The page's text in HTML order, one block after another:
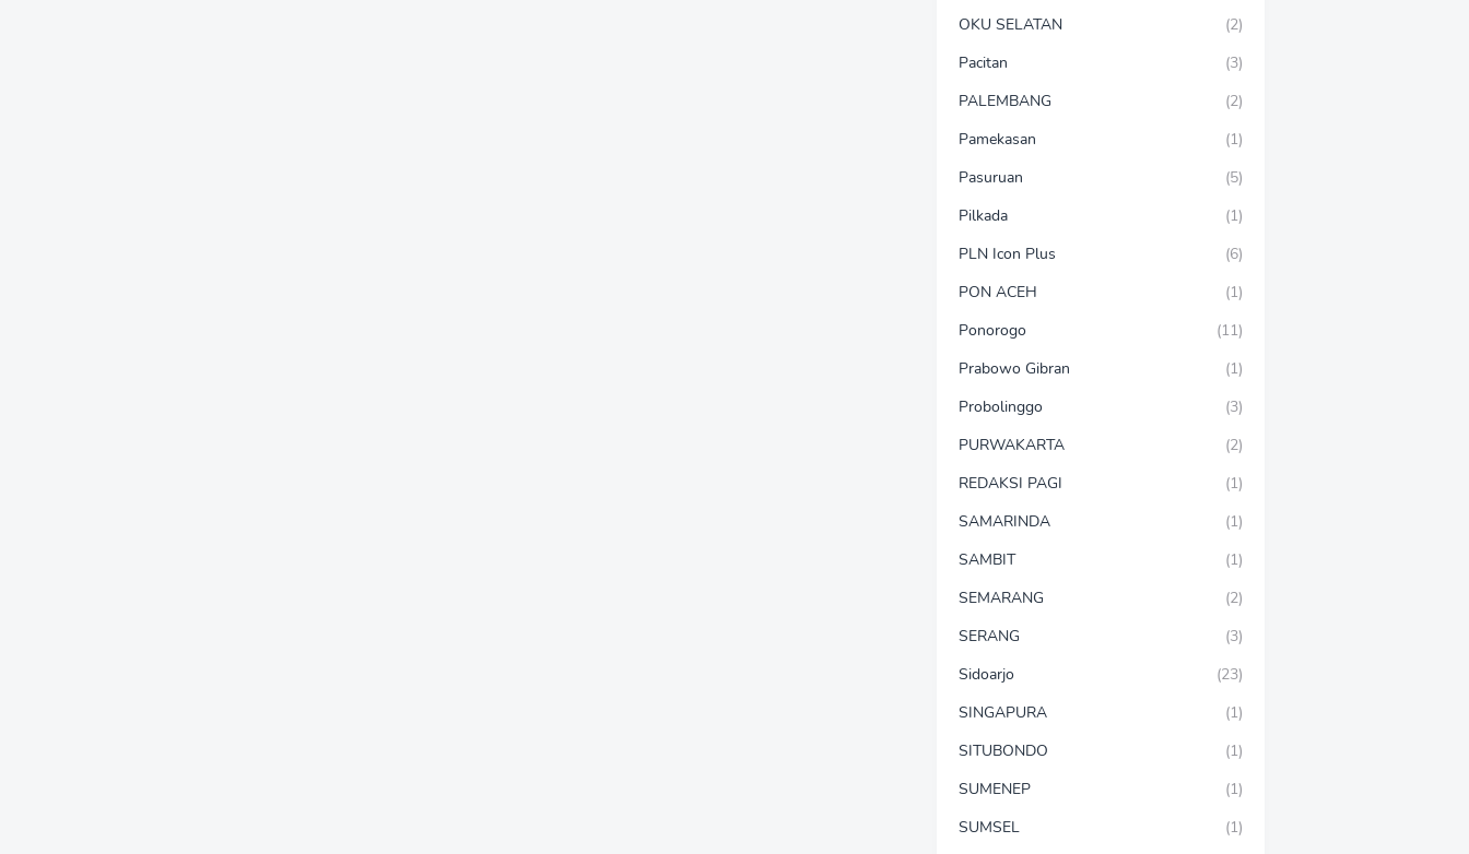
OKU SELATAN
(2)
Pacitan
(3)
PALEMBANG
(2)
Pamekasan
(1)
Pasuruan
(5)
Pilkada
(1)
PLN Icon Plus
(6)
PON ACEH
(1)
Ponorogo
(11)
Prabowo Gibran
(1)
Probolinggo
(3)
PURWAKARTA
(2)
REDAKSI PAGI
(1)
SAMARINDA
(1)
SAMBIT
(1)
SEMARANG
(2)
SERANG
(3)
Sidoarjo
(23)
SINGAPURA
(1)
SITUBONDO
(1)
SUMENEP
(1)
SUMSEL
(1)